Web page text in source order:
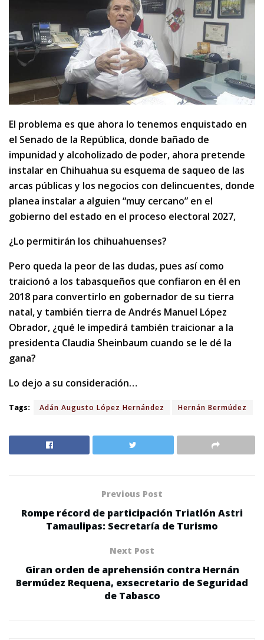
El problema es que ahora lo tenemos enquistado en
el Senado de la República, donde bañado de
impunidad y alcoholizado de poder, ahora pretende
instalar en Chihuahua su esquema de saqueo de las
arcas públicas y los negocios con delincuentes, donde
planea instalar a alguien “muy cercano” en el
gobierno del estado en el proceso electoral 2027,
¿Lo permitirán los chihuahuenses?
Pero queda la peor de las dudas, pues así como
traicionó a los tabasqueños que confiaron en él en
2018 para convertirlo en gobernador de su tierra
natal, y también tierra de Andrés Manuel López
Obrador, ¿qué le impedirá también traicionar a la
presidenta Claudia Sheinbaum cuando se le dé la
gana?
Lo dejo a su consideración…
Tags: Adán Augusto López Hernández Hernán Bermúdez
Previous Post
Rompe récord de participación Triatlón Astri
Tamaulipas: Secretaría de Turismo
Next Post
Giran orden de aprehensión contra Hernán
Bermúdez Requena, exsecretario de Seguridad
de Tabasco